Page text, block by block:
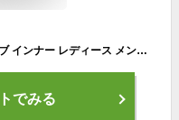
monoii スマホ対応 スノーボード グローブ インナー レディース メンズ スノボ スキー 手袋 タッチ 薄手 女性 男性 c736
でみる